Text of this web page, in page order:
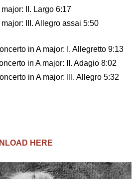
II. Largo 6:17
III. Allegro assai 5:50
in A major: I. Allegretto 9:13
in A major: II. Adagio 8:02
in A major: III. Allegro 5:32
HERE